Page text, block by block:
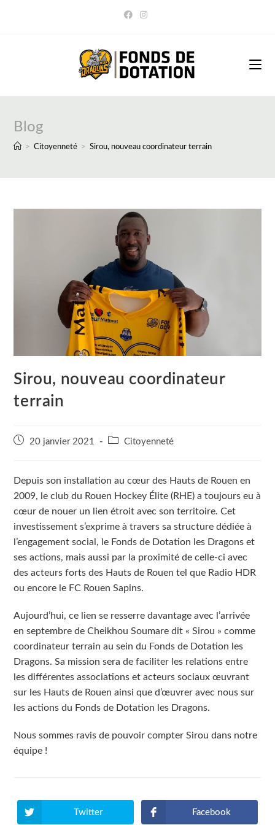
Blog
> Citoyenneté > Sirou, nouveau coordinateur terrain
Sirou, nouveau coordinateur
terrain
Publication
20 janvier 2021
PostCitoyenneté
Depuis son installation au cœur des Hauts de Rouen en
2009, le club du Rouen Hockey Élite (RHE) a toujours eu à
cœur de nouer un lien étroit avec son territoire. Cet
investissement s’exprime à travers sa structure dédiée à
l’engagement social, le Fonds de Dotation les Dragons et
ses actions, mais aussi par la proximité de celle-ci avec
des acteurs forts des Hauts de Rouen tel que Radio HDR
ou encore le FC Rouen Sapins.
Aujourd’hui, ce lien se resserre davantage avec l’arrivée
en septembre de Cheikhou Soumare dit « Sirou » comme
coordinateur terrain au sein du Fonds de Dotation les
Dragons. Sa mission sera de faciliter les relations entre
les différentes associations et acteurs sociaux œuvrant
sur les Hauts de Rouen ainsi que d’œuvrer avec nous sur
les actions du Fonds de Dotation les Dragons.
Nous sommes ravis de pouvoir compter Sirou dans notre
équipe !
Ouvrir
Twitter
Ouvrir
Facebook